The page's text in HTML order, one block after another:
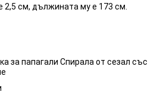
2,5 см, дължината му е 173 см.
за папагали Спирала от сезал със